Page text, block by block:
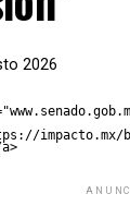
2026